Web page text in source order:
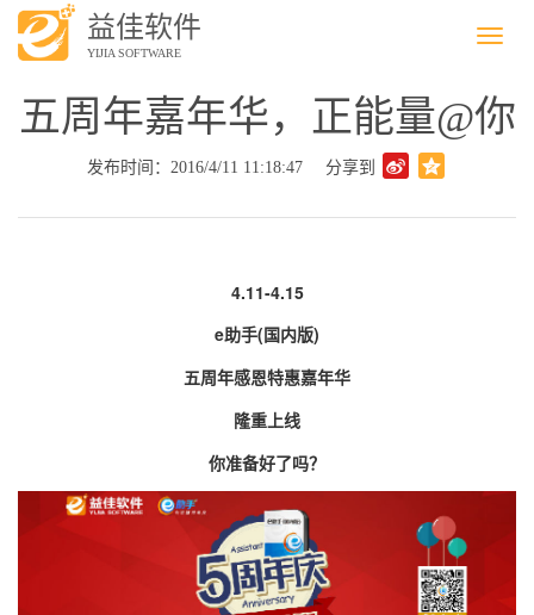
Menu
益佳软件
YIJIA SOFTWARE
五周年嘉年华，正能量@你
发布时间：2016/4/11 11:18:47 分享到
4.11-4.15
e助手( 国内版)
五周年感恩特惠嘉年华
隆重上线
你准备好了吗？